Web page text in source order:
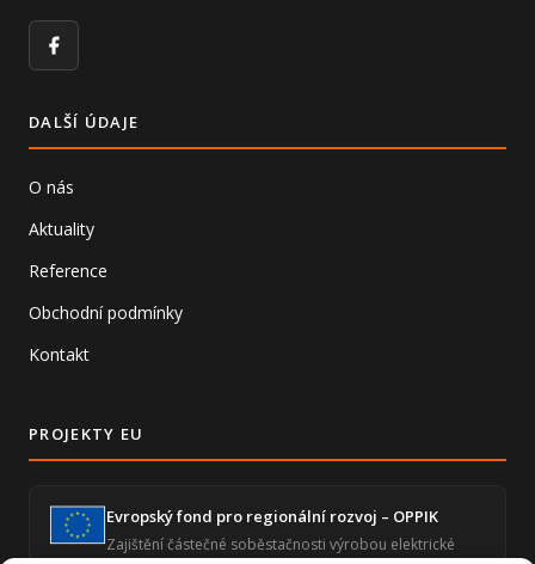
Facebook
DALŠÍ ÚDAJE
O nás
Aktuality
Reference
Obchodní podmínky
Kontakt
PROJEKTY EU
Evropský fond pro regionální rozvoj – OPPIK
Zajištění částečné soběstačnosti výrobou elektrické